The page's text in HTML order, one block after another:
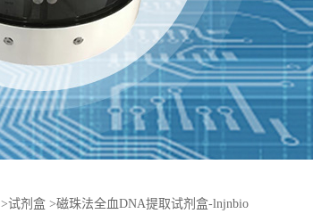
>试剂盒 >磁珠法全血DNA提取试剂盒-lnjnbio